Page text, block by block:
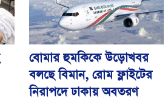
বোমার হুমকিকে উড়োখবর
বলছে বিমান, রোম ফ্লাইটের
নিরাপদে ঢাকায় অবতরণ